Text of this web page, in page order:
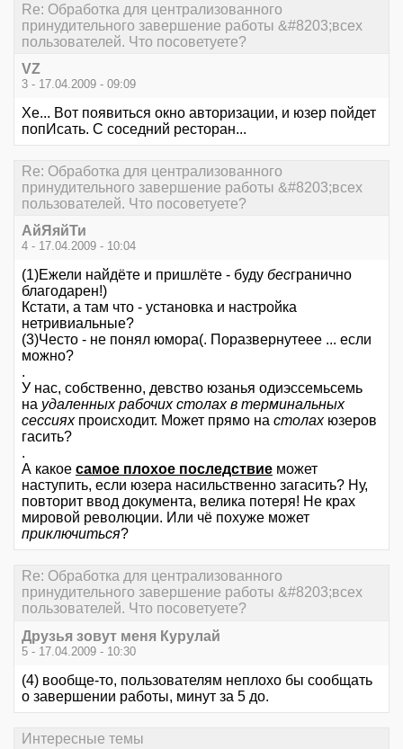
Re: Обработка для централизованного
принудительного завершение работы &#8203;всех
пользователей. Что посоветуете?
VZ
3 - 17.04.2009 - 09:09
Хе... Вот появиться окно авторизации, и юзер пойдет
попИсать. С соседний ресторан...
Re: Обработка для централизованного
принудительного завершение работы &#8203;всех
пользователей. Что посоветуете?
АйЯяйТи
4 - 17.04.2009 - 10:04
(1)Ежели найдёте и пришлёте - буду бесгранично
благодарен!)
Кстати, а там что - установка и настройка
нетривиальные?
(3)Често - не понял юмора(. Поразвернутеее ... если
можно?
.
У нас, собственно, девство юзанья одиэссемьсемь
на удаленных рабочих столах в терминальных
сессияхпроисходит. Может прямо на столахюзеров
гасить?
.
А какое самое плохое последствие может
наступить, если юзера насильственно загасить? Ну,
повторит ввод документа, велика потеря! Не крах
мировой революции. Или чё похуже может
приключиться?
Re: Обработка для централизованного
принудительного завершение работы &#8203;всех
пользователей. Что посоветуете?
Друзья зовут меня Курулай
5 - 17.04.2009 - 10:30
(4) вообще-то, пользователям неплохо бы сообщать
о завершении работы, минут за 5 до.
Интересные темы